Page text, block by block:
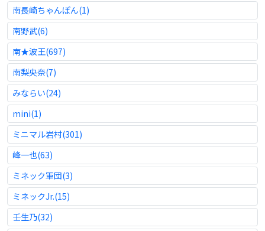
南長崎ちゃんぽん(1)
南野武(6)
南★波王(697)
南梨央奈(7)
みならい(24)
mini(1)
ミニマル岩村(301)
峰一也(63)
ミネック軍団(3)
ミネックJr.(15)
壬生乃(32)